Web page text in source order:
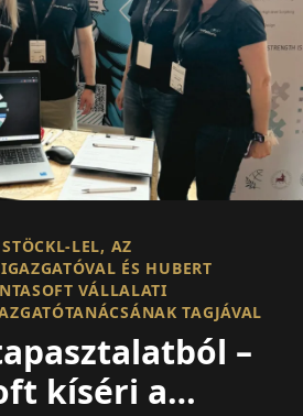
LEL, AZ
ÉS HUBERT
VÁLLALATI
TAGJÁVAL
–
kíséri a